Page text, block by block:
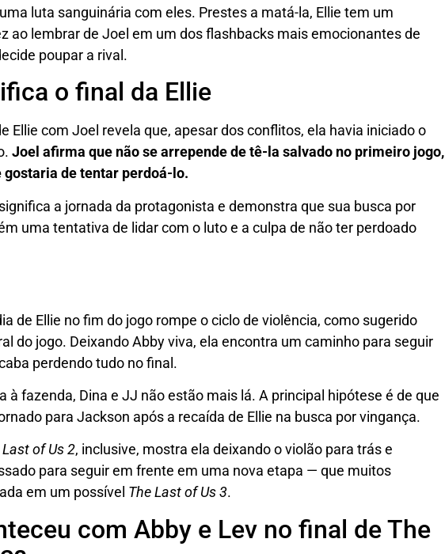
luta sanguinária com eles. Prestes a matá-la, Ellie tem um
ao lembrar de Joel em um dos flashbacks mais emocionantes de
poupar a rival.
o final da Ellie
Ellie com Joel revela que, apesar dos conflitos, ela havia iniciado o
Joel afirma que não se arrepende de tê-la salvado no primeiro jogo,
gostaria de tentar perdoá-lo.
a jornada da protagonista e demonstra que sua busca por
uma tentativa de lidar com o luto e a culpa de não ter perdoado
de Ellie no fim do jogo rompe o ciclo de violência, como sugerido
do jogo. Deixando Abby viva, ela encontra um caminho para seguir
perdendo tudo no final.
à fazenda, Dina e JJ não estão mais lá. A principal hipótese é de que
para Jackson após a recaída de Ellie na busca por vingança.
Last of Us 2, inclusive, mostra ela deixando o violão para trás e
para seguir em frente em uma nova etapa — que muitos
em um possível The Last of Us 3.
com Abby e Lev no final de The